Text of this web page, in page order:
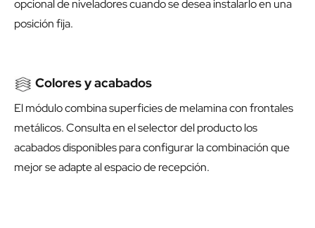
opcional de niveladores cuando se desea instalarlo en una
posición fija.
Colores y acabados
El módulo combina superficies de melamina con frontales
metálicos. Consulta en el selector del producto los
acabados disponibles para configurar la combinación que
mejor se adapte al espacio de recepción.